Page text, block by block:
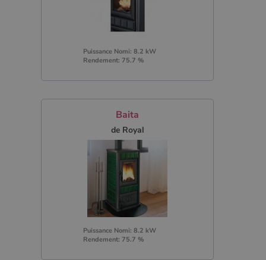
Puissance Nomi: 8.2 kW
Rendement: 75.7 %
Baita
de Royal
Puissance Nomi: 8.2 kW
Rendement: 75.7 %